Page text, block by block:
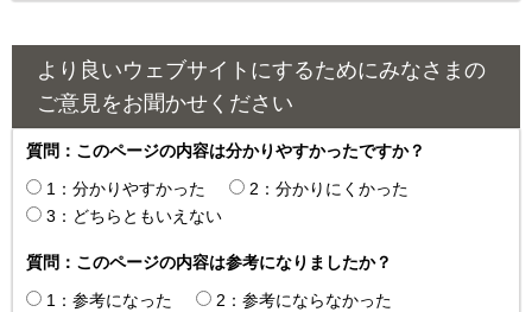
より良いウェブサイトにするためにみなさまの
ご意見をお聞かせください
質問：このページの内容は分かりやすかったですか？
1：分かりやすかった
2：分かりにくかった
3：どちらともいえない
質問：このページの内容は参考になりましたか？
1：参考になった
2：参考にならなかった